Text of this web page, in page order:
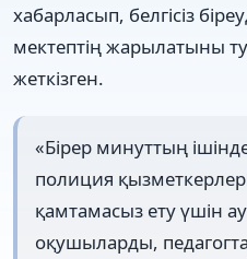
хабарласып, белгісіз
мектептің жарылатыны
жеткізген.
«Бірер минуттың
полиция қызметкерлері
қамтамасыз ету үшін
оқушыларды,